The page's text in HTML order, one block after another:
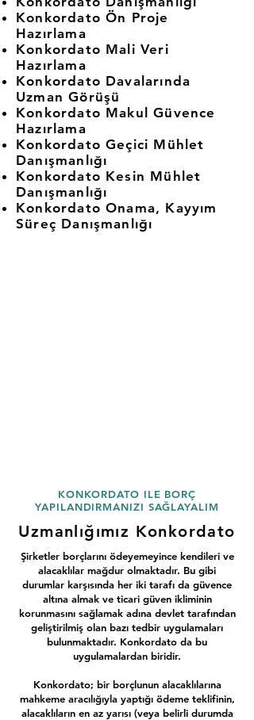
Konkordato Ön Proje
Hazırlama
Konkordato Mali Veri
Hazırlama
Konkordato Davalarında
Uzman Görüşü
Konkordato Makul Güvence
Hazırlama
Konkordato Geçici Mühlet
Danışmanlığı
Konkordato Kesin Mühlet
Danışmanlığı
Konkordato Onama, Kayyım
Süreç Danışmanlığı
KONKORDATO ILE BORÇ
YAPILANDIRMANIZI SAĞLAYALIM
Uzmanlığımız Konkordato
Şirketler borçlarını ödeyemeyince kendileri ve
alacaklılar mağdur olmaktadır. Bu gibi
durumlar karşısında her iki tarafı da güvence
altına almak ve ticari güven ikliminin
korunmasını sağlamak adına devlet tarafından
geliştirilmiş olan bazı tedbir uygulamaları
bulunmaktadır. Konkordato da bu
uygulamalardan biridir.
Konkordato; bir borçlunun alacaklılarına
mahkeme aracılığıyla yaptığı ödeme teklifinin,
alacaklıların en az yarısı (veya belirli durumda